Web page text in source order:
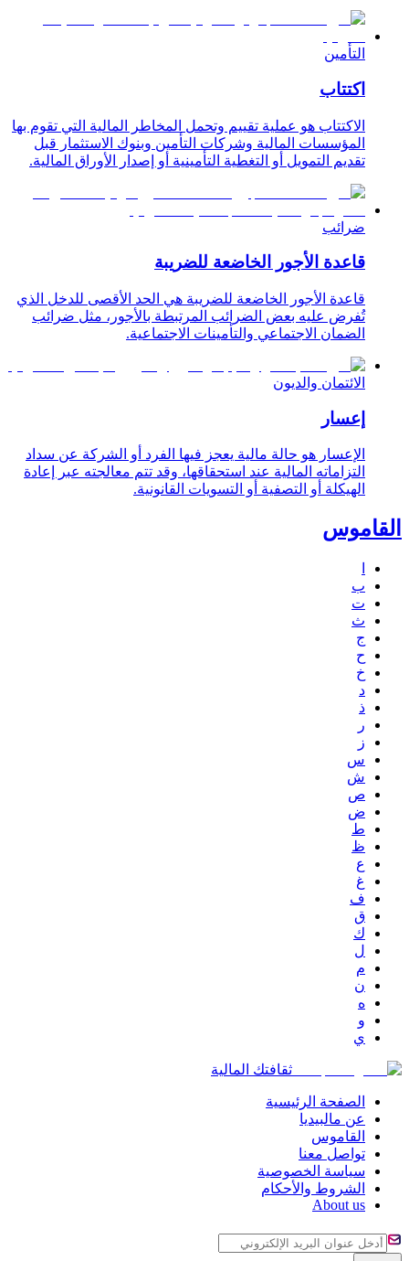
التأمين
اكتتاب
الاكتتاب هو عملية تقييم وتحمل المخاطر المالية التي تقوم بها
المؤسسات المالية وشركات التأمين وبنوك الاستثمار قبل
تقديم التمويل أو التغطية التأمينية أو إصدار الأوراق المالية.
ضرائب
قاعدة الأجور الخاضعة للضريبة
قاعدة الأجور الخاضعة للضريبة هي الحد الأقصى للدخل الذي
تُفرض عليه بعض الضرائب المرتبطة بالأجور، مثل ضرائب
الضمان الاجتماعي والتأمينات الاجتماعية.
الائتمان والديون
إعسار
الإعسار هو حالة مالية يعجز فيها الفرد أو الشركة عن سداد
التزاماته المالية عند استحقاقها، وقد تتم معالجته عبر إعادة
الهيكلة أو التصفية أو التسويات القانونية.
القاموس
ب
ت
ث
ج
ح
خ
د
ذ
ر
ز
س
ش
ص
ض
ط
ظ
ع
غ
ف
ق
ك
ل
م
ن
ه
و
ي
ثقافتك المالية
الصفحة الرئيسية
عن مالبيديا
القاموس
تواصل معنا
سياسة الخصوصية
الشروط والأحكام
About us